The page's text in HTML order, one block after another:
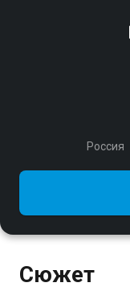
Россия
Сюжет